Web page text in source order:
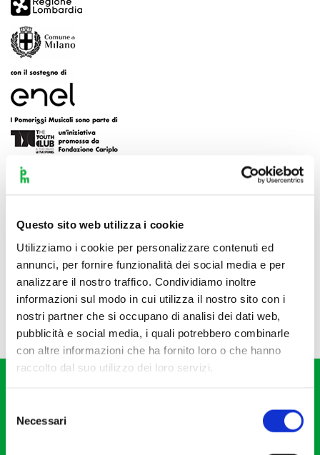
Questo sito web utilizza i cookie
Utilizziamo i cookie per personalizzare contenuti ed
annunci, per fornire funzionalità dei social media e per
analizzare il nostro traffico. Condividiamo inoltre
informazioni sul modo in cui utilizza il nostro sito con i
nostri partner che si occupano di analisi dei dati web,
pubblicità e social media, i quali potrebbero combinarle
con altre informazioni che ha fornito loro o che hanno
raccolto dal suo utilizzo dei loro servizi.
delNecessari